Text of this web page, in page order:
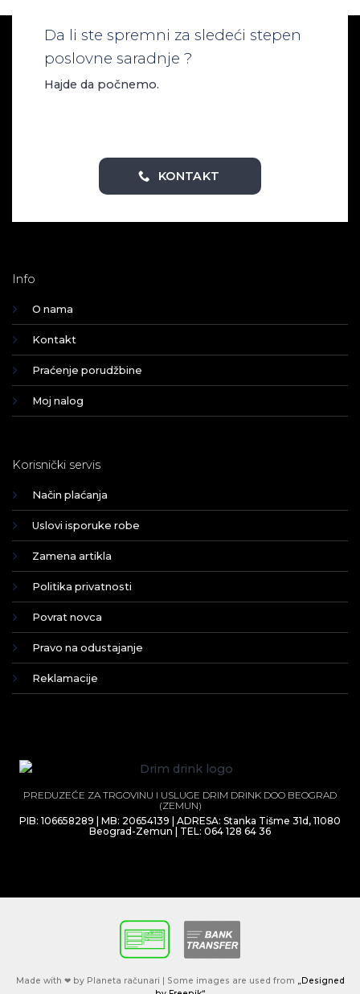
Da li ste spremni za sledeći stepen
poslovne saradnje ?
Hajde da počnemo.
KONTAKT
Info
O nama
Kontakt
Praćenje porudžbine
Moj nalog
Korisnički servis
Način plaćanja
Uslovi isporuke robe
Zamena artikla
Politika privatnosti
Povrat novca
Pravo na odustajanje
Reklamacije
PREDUZEĆE ZA TRGOVINU I USLUGE DRIM DRINK DOO BEOGRAD
(ZEMUN)
PIB: 106658289 | MB: 20654139 | ADRESA: Stanka Tišme 31d, 11080
Beograd-Zemun | TEL: 064 128 64 36
Made with ❤ by Planeta računari | Some images are used from
„Designed